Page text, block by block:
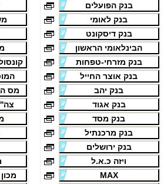
בנק הפועלים
בנק לאומי
בנק דיסקונט
הבינלאומי הראשון
בנק מזרחי-טפחות
בנק אוצר החייל
בנק יהב
בנק אגוד
בנק מסד
בנק מרכנתיל
בנק ירושלים
ויזה כ.א.ל
MAX
מס